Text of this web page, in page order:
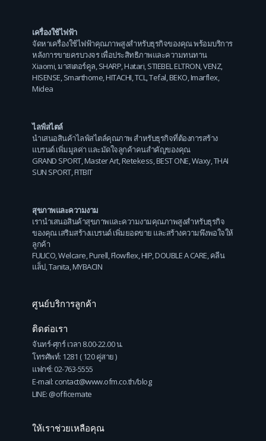
เครื่องใช้ไฟฟ้า
จัดหาเครื่องใช้ไฟฟ้าคุณภาพสูงสำหรับธุรกิจของคุณ พร้อมบริการ
หลังการขายครบวงจร เพื่อประสิทธิภาพและความทนทาน
Xiaomi,มาสเตอร์คูล,SHARP,Hatari,STIEBEL ELTRON,VENZ,
HISENSE,Smarthome,HITACHI,TCL,Tefal,BEKO,Imarflex,
Midea
ไลฟ์สไตล์
นำเสนอสินค้าไลฟ์สไตล์คุณภาพ สำหรับธุรกิจที่ต้องการสร้าง
แบรนด์ เพิ่มมูลค่า และมัดใจลูกค้าคนสำคัญของคุณ
GRAND SPORT,Master Art,Retekess,BEST ONE,Waxy,THAI
SUN SPORT,FITBIT
สุขภาพและความงาม
เรานำเสนอสินค้าสุขภาพและความงามคุณภาพสูงสำหรับธุรกิจ
ของคุณ เสริมสร้างแบรนด์ เพิ่มยอดขาย และสร้างความพึงพอใจให้
ลูกค้า
FULICO Welcare Purell Flowflex HIP DOUBLE A CARE คลีน
แล็ป, Tanita MYBACIN
ศูนย์บริการลูกค้า
ติดต่อเรา
จันทร์-ศุกร์ เวลา 8.00-22.00 น.
โทรศัพท์: 1281 ( 120 คู่สาย )
แฟกซ์: 02-763-5555
E-mail: contact@www.ofm.co.th/blog
LINE: @officemate
ให้เราช่วยเหลือคุณ